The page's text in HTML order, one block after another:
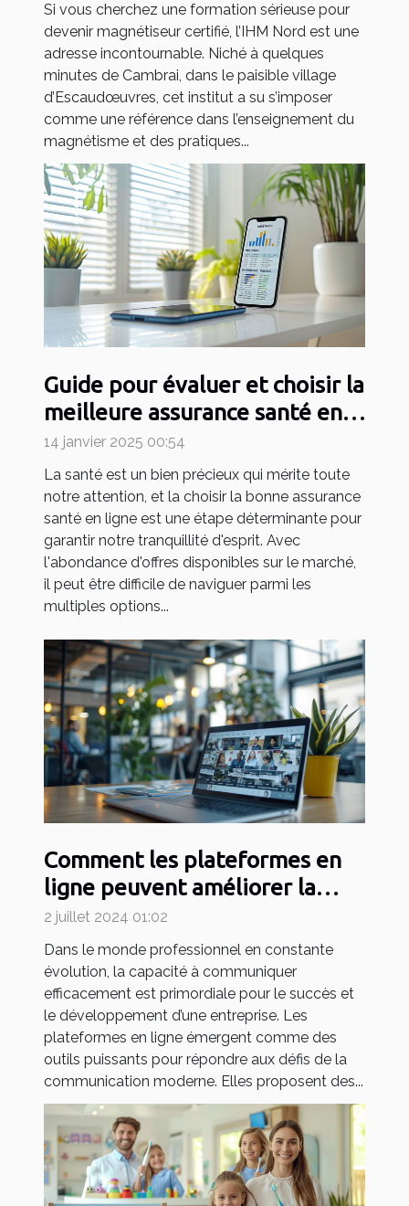
Si vous cherchez une formation sérieuse pour
devenir magnétiseur certifié, l’IHM Nord est une
adresse incontournable. Niché à quelques
minutes de Cambrai, dans le paisible village
d’Escaudœuvres, cet institut a su s’imposer
comme une référence dans l’enseignement du
magnétisme et des pratiques...
Guide pour évaluer et choisir la
meilleure assurance santé en
ligne
14 janvier 2025 00:54
La santé est un bien précieux qui mérite toute
notre attention, et la choisir la bonne assurance
santé en ligne est une étape déterminante pour
garantir notre tranquillité d'esprit. Avec
l'abondance d'offres disponibles sur le marché,
il peut être difficile de naviguer parmi les
multiples options...
Comment les plateformes en
ligne peuvent améliorer la
communication en entreprise
2 juillet 2024 01:02
Dans le monde professionnel en constante
évolution, la capacité à communiquer
efficacement est primordiale pour le succès et
le développement d’une entreprise. Les
plateformes en ligne émergent comme des
outils puissants pour répondre aux défis de la
communication moderne. Elles proposent des...